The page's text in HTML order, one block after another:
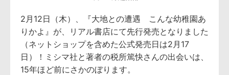
2月12日（木）、『大地との遭遇 こんな幼稚園あ
りかよ』が、リアル書店にて先行発売となりました
（ネットショップを含めた公式発売日は2月17
日）！ミシマ社と著者の税所篤快さんの出会いは、
15年ほど前にさかのぼります。